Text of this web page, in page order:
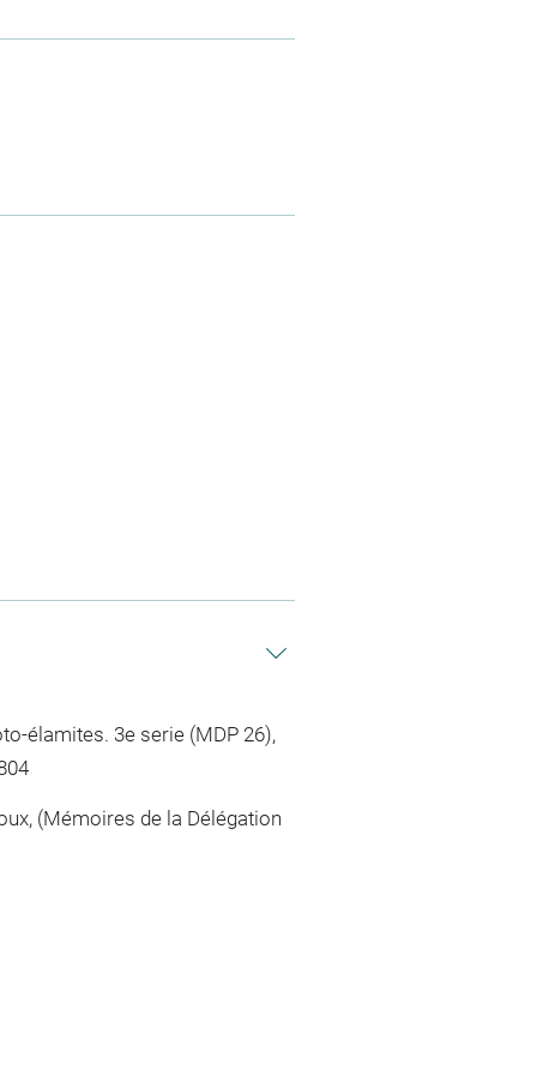
élamites. 3e serie (MDP 26),
(Mémoires de la Délégation